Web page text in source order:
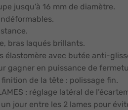
jusqu’à 16 mm de diamètre.
bras laqués brillants.
élastomère avec butée anti-
gagner en puissance de
de la tête : polissage fin.
: réglage latéral de
un jour entre les 2 lames pour